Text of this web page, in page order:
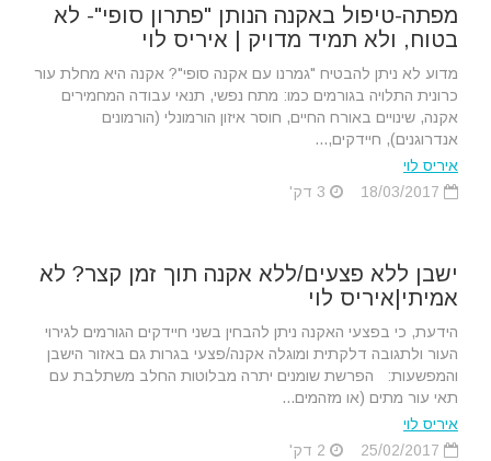
מפתה-טיפול באקנה הנותן "פתרון סופי"- לא
בטוח, ולא תמיד מדויק | איריס לוי
מדוע לא ניתן להבטיח "גמרנו עם אקנה סופי"? אקנה היא מחלת עור
כרונית התלויה בגורמים כמו: מתח נפשי, תנאי עבודה המחמירים
אקנה, שינויים באורח החיים, חוסר איזון הורמונלי (הורמונים
אנדרוגנים), חיידקים,...
איריס לוי
ישבן ללא פצעים/ללא אקנה תוך זמן קצר? לא
אמיתי|איריס לוי
הידעת, כי בפצעי האקנה ניתן להבחין בשני חיידקים הגורמים לגירוי
העור ולתגובה דלקתית ומוגלה אקנה/פצעי בגרות גם באזור הישבן
והמפשעות: הפרשת שומנים יתרה מבלוטות החלב משתלבת עם
תאי עור מתים (או מזהמים...
איריס לוי